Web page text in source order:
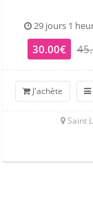
29 jours 1
30.00€
J'achète
Saint